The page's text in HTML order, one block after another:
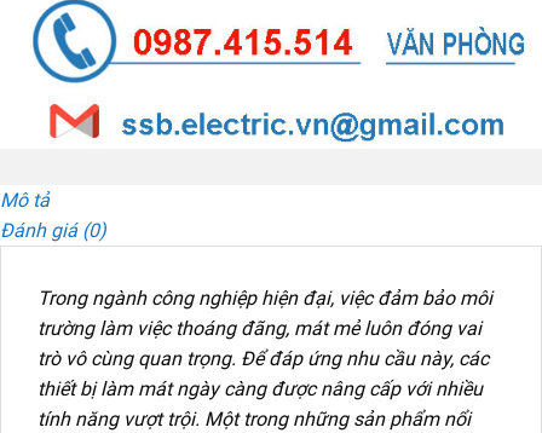
Mô tả
Đánh giá (0)
Trong ngành công nghiệp hiện đại, việc đảm bảo môi
trường làm việc thoáng đãng, mát mẻ luôn đóng vai
trò vô cùng quan trọng. Để đáp ứng nhu cầu này, các
thiết bị làm mát ngày càng được nâng cấp với nhiều
tính năng vượt trội. Một trong những sản phẩm nổi